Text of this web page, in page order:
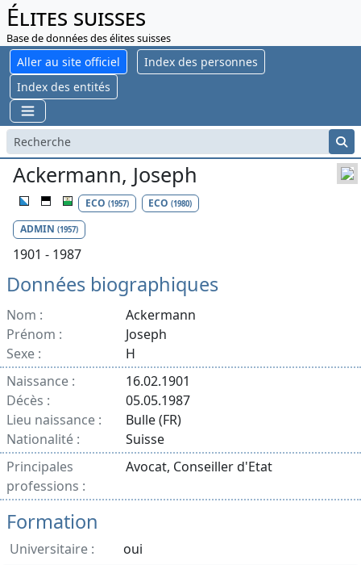
Élites suisses
Base de données des élites suisses
Aller au site officiel
Index des personnes
Index des entités
Ackermann, Joseph
ECO (1957) ECO(1980)
ADMIN (1957)
1901 - 1987
Données biographiques
Nom :
Ackermann
Prénom :
Joseph
Sexe :
H
Naissance :
16.02.1901
Décès :
05.05.1987
Lieu naissance :
Bulle (FR)
Nationalité :
Suisse
Principales
professions :
Avocat, Conseiller d'Etat
Formation
Universitaire :
oui